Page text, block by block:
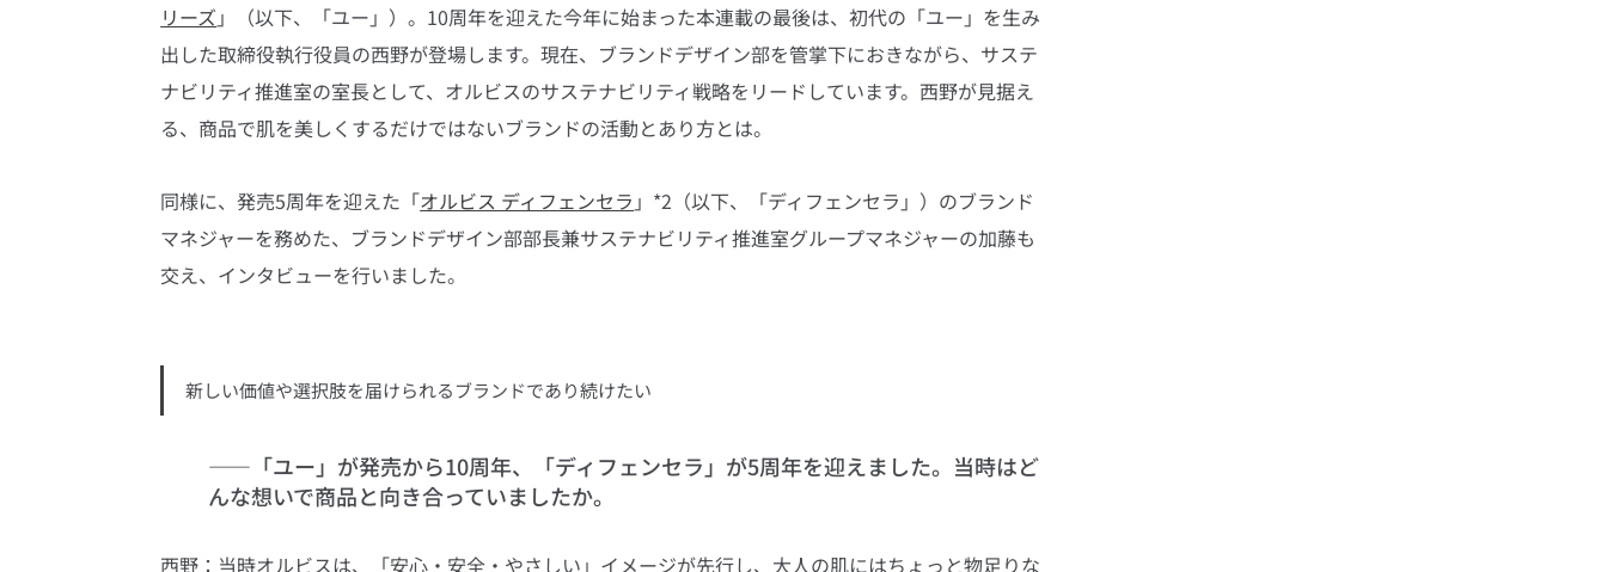
リーズ 」（以下、「ユー」）。10周年を迎えた今年に始まった本連載の最後は、初代の「ユー」を生み
出した取締役執行役員の西野が登場します。現在、ブランドデザイン部を管掌下におきながら、サステ
ナビリティ推進室の室長として、オルビスのサステナビリティ戦略をリードしています。西野が見据え
る、商品で肌を美しくするだけではないブランドの活動とあり方とは。
同様に、発売5周年を迎えた「オルビス ディフェンセラ 」*2（以下、「ディフェンセラ」）のブランド
マネジャーを務めた、ブランドデザイン部部長兼サステナビリティ推進室グループマネジャーの加藤も
交え、インタビューを行いました。
新しい価値や選択肢を届けられるブランドであり続けたい
――「ユー」が発売から10周年、「ディフェンセラ」が5周年を迎えました。当時はど
んな想いで商品と向き合っていましたか。
西野：当時オルビスは、「安心・安全・やさしい」イメージが先行し、大人の肌にはちょっと物足りな